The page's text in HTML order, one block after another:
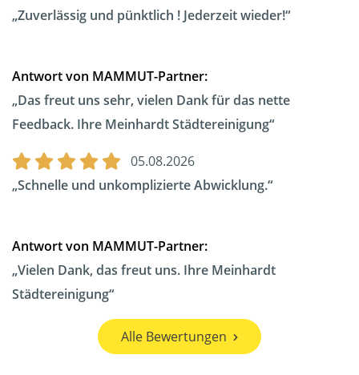
Zuverlässig und pünktlich ! Jederzeit wieder!
Antwort von MAMMUT-Partner:
Das freut uns sehr, vielen Dank für das nette
Feedback. Ihre Meinhardt Städtereinigung
05.08.2026
Schnelle und unkomplizierte Abwicklung.
Antwort von MAMMUT-Partner:
Vielen Dank, das freut uns. Ihre Meinhardt
Städtereinigung
Alle Bewertungen